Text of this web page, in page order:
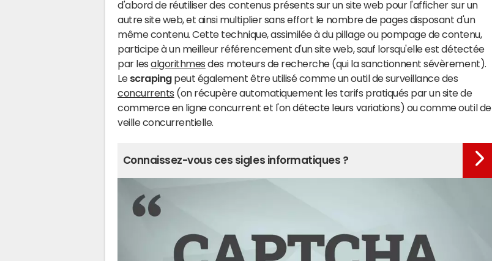
d'abord de réutiliser des contenus présents sur un site web pour l'afficher sur un
autre site web, et ainsi multiplier sans effort le nombre de pages disposant d'un
même contenu. Cette technique, assimilée à du pillage ou pompage de contenu,
participe à un meilleur référencement d'un site web, sauf lorsqu'elle est détectée
par lesalgorithmes des moteurs de recherche (qui la sanctionnent sévèrement).
Le scrapingpeut également être utilisé comme un outil de surveillance des
concurrents (on récupère automatiquement les tarifs pratiqués par un site de
commerce en ligne concurrent et l'on détecte leurs variations) ou comme outil de
veille concurrentielle.
Connaissez-vous ces sigles informatiques ?